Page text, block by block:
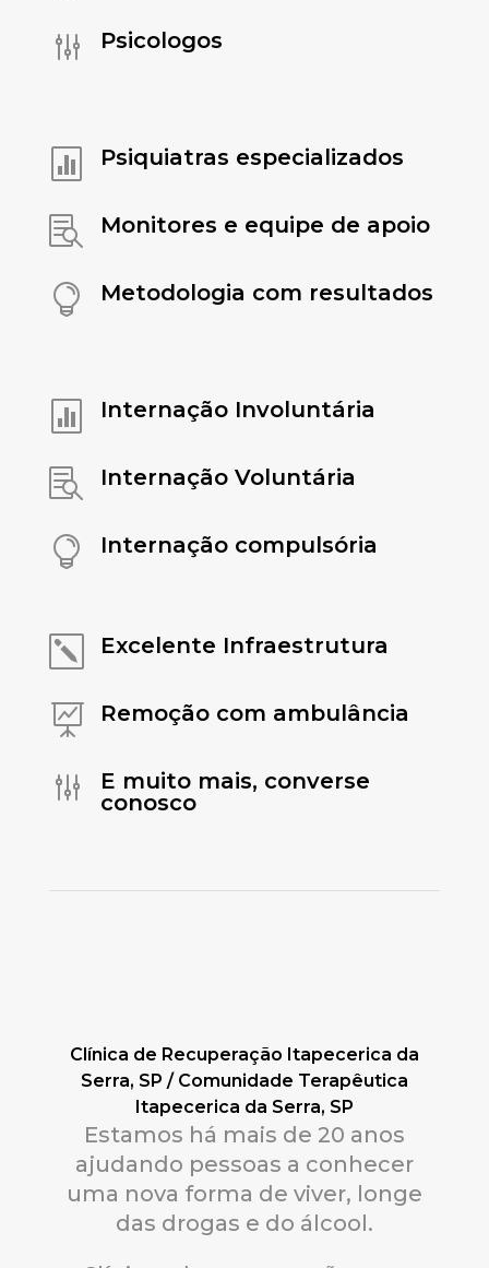
g Psicologos
 Psiquiatras especializados
 Monitores e equipe de apoio
 Metodologia com resultados
 Internação Involuntária
 Internação Voluntária
 Internação compulsória
k Excelente Infraestrutura
 Remoção com ambulância
g
E muito mais, converse
conosco
Clínica de Recuperação Itapecerica da
Serra, SP / Comunidade Terapêutica
Itapecerica da Serra, SP
Estamos há mais de 20 anos
ajudando pessoas a conhecer
uma nova forma de viver, longe
das drogas e do álcool.